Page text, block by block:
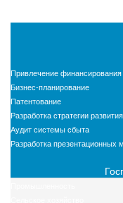
Привлечение финансирования
Бизнес-планирование
Патентование
Разработка стратегии
Аудит системы сбыта
Разработка презентационных